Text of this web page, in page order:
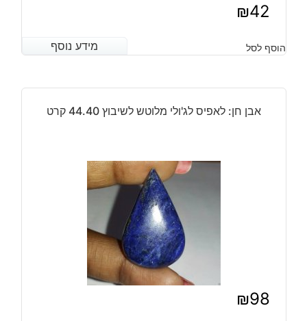
₪42
מידע נוסף הוסף לסל מידע נוסף
אבן חן: לאפיס לג'ולי מלוטש לשיבוץ 44.40 קרט
₪98